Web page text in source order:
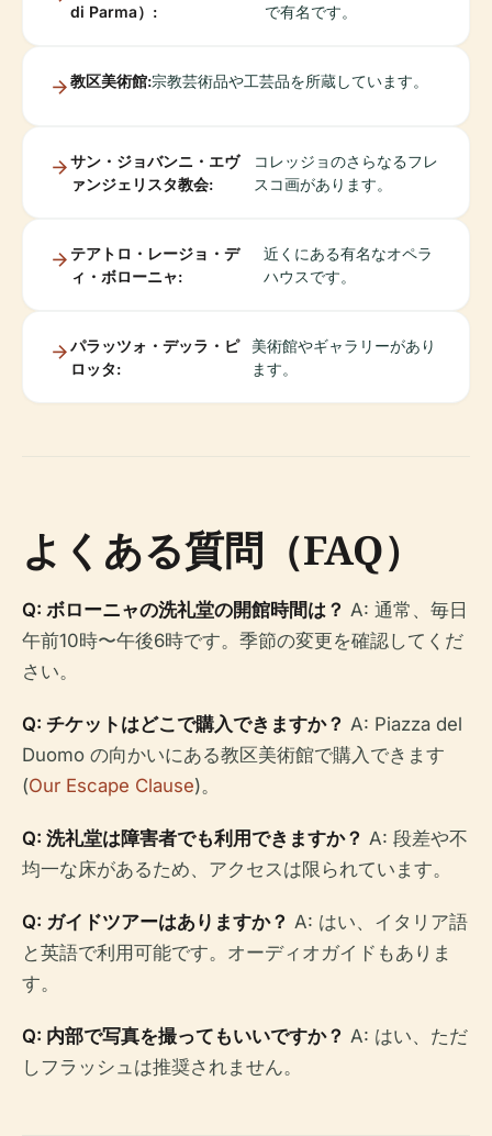
di Parma）:
で有名です。
教区美術館:宗教芸術品や工芸品を所蔵しています。
サン・ジョバンニ・エヴ
ァンジェリスタ教会:
コレッジョのさらなるフレ
スコ画があります。
テアトロ・レージョ・デ
ィ・ボローニャ:
近くにある有名なオペラ
ハウスです。
パラッツォ・デッラ・ピ
ロッタ:
美術館やギャラリーがあり
ます。
よくある質問（FAQ）
Q: ボローニャの洗礼堂の開館時間は？ A: 通常、毎日
午前10時〜午後6時です。季節の変更を確認してくだ
さい。
Q: チケットはどこで購入できますか？ A: Piazza del
Duomo の向かいにある教区美術館で購入できます
(Our Escape Clause)。
Q: 洗礼堂は障害者でも利用できますか？ A: 段差や不
均一な床があるため、アクセスは限られています。
Q: ガイドツアーはありますか？ A: はい、イタリア語
と英語で利用可能です。オーディオガイドもありま
す。
Q: 内部で写真を撮ってもいいですか？ A: はい、ただ
しフラッシュは推奨されません。